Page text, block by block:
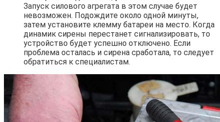
Запуск силового агрегата в этом случае будет
невозможен. Подождите около одной минуты,
затем установите клемму батареи на место. Когда
динамик сирены перестанет сигнализировать, то
устройство будет успешно отключено. Если
проблема осталась и сирена сработала, то следует
обратиться к специалистам.